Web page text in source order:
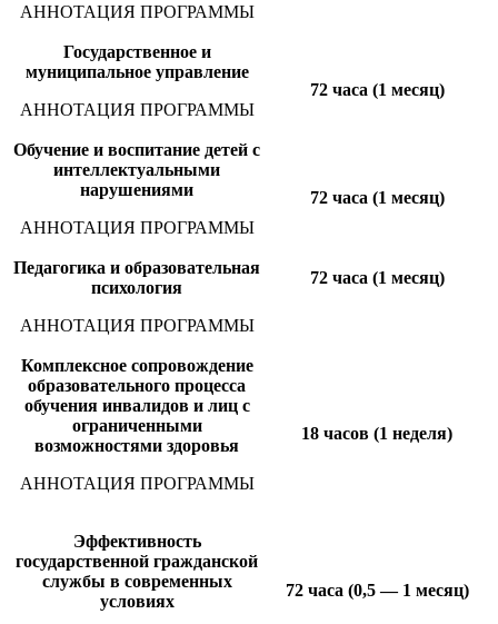
АННОТАЦИЯ ПРОГРАММЫ
Государственное и
муниципальное управление
АННОТАЦИЯ ПРОГРАММЫ
72 часа (1 месяц)
Обучение и воспитание детей с
интеллектуальными
нарушениями
АННОТАЦИЯ ПРОГРАММЫ
72 часа (1 месяц)
Педагогика и образовательная
психология
АННОТАЦИЯ ПРОГРАММЫ
72 часа (1 месяц)
Комплексное сопровождение
образовательного процесса
обучения инвалидов и лиц с
ограниченными
возможностями здоровья
АННОТАЦИЯ ПРОГРАММЫ
18 часов (1 неделя)
Эффективность
государственной гражданской
службы в современных
условиях
72 часа (0,5 — 1 месяц)